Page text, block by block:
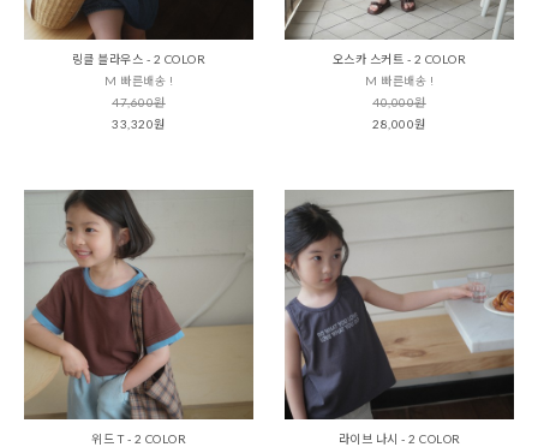
링클 블라우스 - 2 COLOR
M 빠른배송 !
47,600원
33,320원
오스카 스커트 - 2 COLOR
M 빠른배송 !
40,000원
28,000원
위드 T - 2 COLOR
라이브 나시 - 2 COLOR